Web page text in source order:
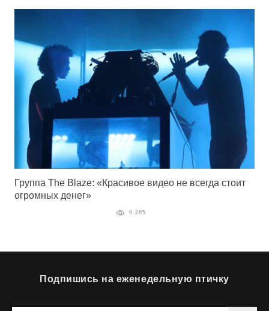
Группа The Blaze: «Красивое видео не всегда стоит
огромных денег»
9 265
Подпишись на еженедельную птичку